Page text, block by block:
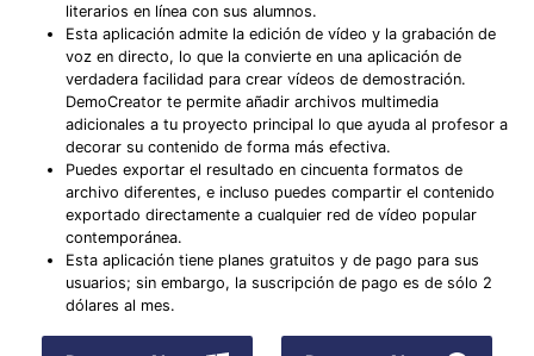
literarios en línea con sus alumnos.
Esta aplicación admite la edición de vídeo y la grabación de
voz en directo, lo que la convierte en una aplicación de
verdadera facilidad para crear vídeos de demostración.
DemoCreator te permite añadir archivos multimedia
adicionales a tu proyecto principal lo que ayuda al profesor a
decorar su contenido de forma más efectiva.
Puedes exportar el resultado en cincuenta formatos de
archivo diferentes, e incluso puedes compartir el contenido
exportado directamente a cualquier red de vídeo popular
contemporánea.
Esta aplicación tiene planes gratuitos y de pago para sus
usuarios; sin embargo, la suscripción de pago es de sólo 2
dólares al mes.